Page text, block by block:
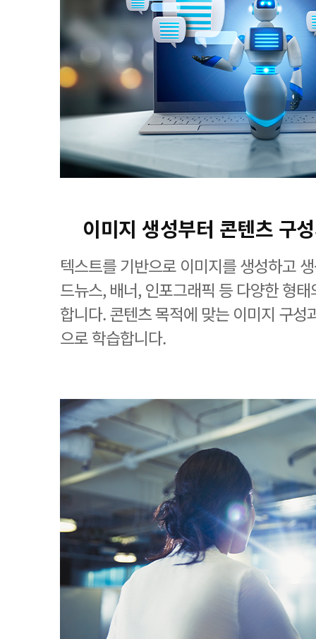
이미지 생성부터 콘텐츠 구
텍스트를 기반으로 이미지를 생성하고
드뉴스, 배너, 인포그래픽 등 다양한 형
합니다. 콘텐츠 목적에 맞는 이미지 구성
으로 학습합니다.